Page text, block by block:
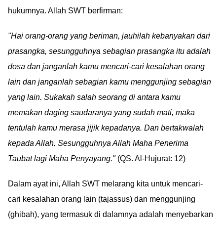
hukumnya. Allah SWT berfirman:
"Hai orang-orang yang beriman, jauhilah kebanyakan dari
prasangka, sesungguhnya sebagian prasangka itu adalah
dosa dan janganlah kamu mencari-cari kesalahan orang
lain dan janganlah sebagian kamu menggunjing sebagian
yang lain. Sukakah salah seorang di antara kamu
memakan daging saudaranya yang sudah mati, maka
tentulah kamu merasa jijik kepadanya. Dan bertakwalah
kepada Allah. Sesungguhnya Allah Maha Penerima
Taubat lagi Maha Penyayang."(QS. Al-Hujurat: 12)
Dalam ayat ini, Allah SWT melarang kita untuk mencari-
cari kesalahan orang lain (tajassus) dan menggunjing
(ghibah), yang termasuk di dalamnya adalah menyebarkan